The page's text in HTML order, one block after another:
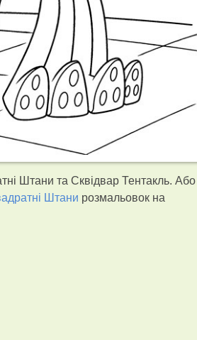
Штани та Сквідвар Тентакль. Або
Штани розмальовок на